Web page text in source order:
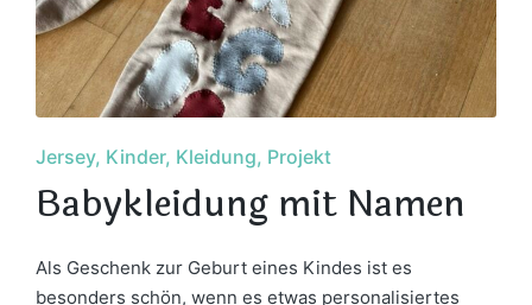
Posted
in
Jersey Kinder Kleidung Projekt
Babykleidung mit Namen
Als Geschenk zur Geburt eines Kindes ist es
besonders schön, wenn es etwas personalisiertes